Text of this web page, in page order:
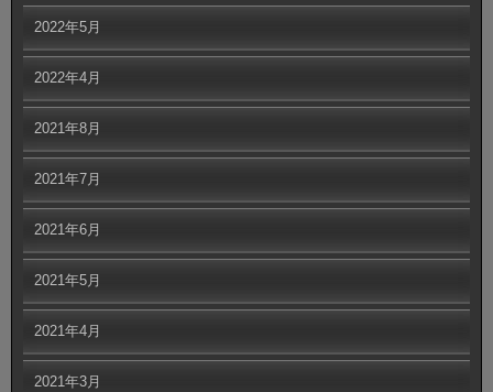
2022年5月
2022年4月
2021年8月
2021年7月
2021年6月
2021年5月
2021年4月
2021年3月